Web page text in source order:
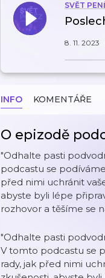
SVĚT
8. 11. 2023
INFO KOMENTÁŘE
O epizodě
"Odhalte pasti
podcastu se
před nimi uchránit
abyste byli lépe
rozhovor a těšíme se
"Odhalte pasti
V tomto podcastu se
rady, jak před nimi